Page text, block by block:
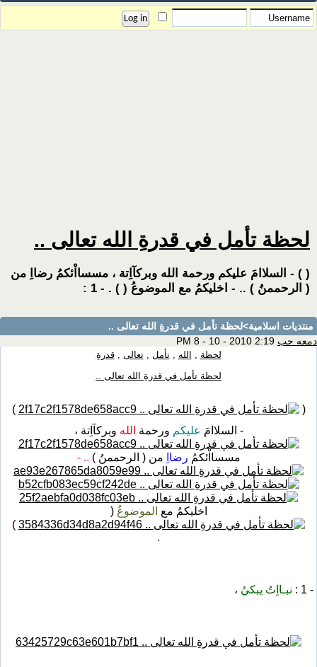
لحظة تأمل في قدرةِ الله تعالى ..
( ) - السلاامَ عليكم ورحمة الله وبركآاِتة ، مسسااْئكمُ رضااِ من
( الرحممنُ ) .. - اخليكمُ مع الموضوعُ ( ) . - 1 :
منتديات اسلامية>لحظة تأمل في قدرةِ الله تعالى ..
دمعه حب
لحظة , الله ,تأمل ,تعالى ,قدرةِ
لحظة تأمل في قدرةِ الله تعالى ..
(
)
- السلاامَ عليكم ورحمة الله وبركآاِتة ،
مسسااْئكمُ رضااِ من ( الرحممنُ ) .. -
اخليكمُ مع الموضوعُ (
)
.
- 1 : نبـااِتُ يبكيُ ،